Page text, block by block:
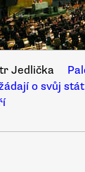
Jedlička
o svůj